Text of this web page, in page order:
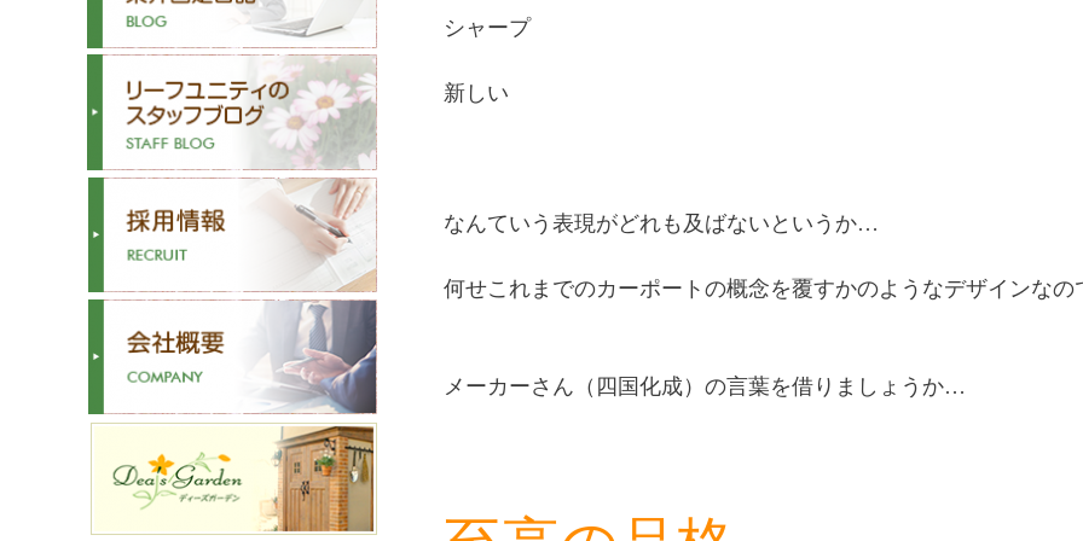
シャープ
新しい
なんていう表現がどれも及ばないというか…
何せこれまでのカーポートの概念を覆すかのようなデザインなの
メーカーさん（四国化成）の言葉を借りましょうか…